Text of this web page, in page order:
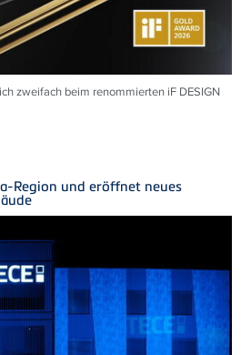
zweifach beim renommierten iF DESIGN
Region und eröffnet neues